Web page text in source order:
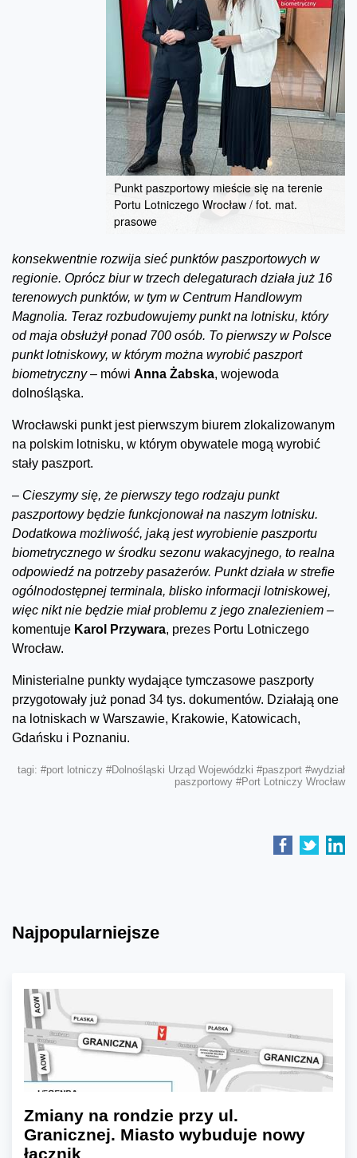
Punkt paszportowy mieście się na terenie
Portu Lotniczego Wrocław / fot. mat.
prasowe
konsekwentnie rozwija sieć punktów paszportowych w
regionie. Oprócz biur w trzech delegaturach działa już 16
terenowych punktów, w tym w Centrum Handlowym
Magnolia. Teraz rozbudowujemy punkt na lotnisku, który
od maja obsłużył ponad 700 osób. To pierwszy w Polsce
punkt lotniskowy, w którym można wyrobić paszport
biometryczny – mówi Anna Żabska, wojewoda
dolnośląska.
Wrocławski punkt jest pierwszym biurem zlokalizowanym
na polskim lotnisku, w którym obywatele mogą wyrobić
stały paszport.
– Cieszymy się, że pierwszy tego rodzaju punkt
paszportowy będzie funkcjonował na naszym lotnisku.
Dodatkowa możliwość, jaką jest wyrobienie paszportu
biometrycznego w środku sezonu wakacyjnego, to realna
odpowiedź na potrzeby pasażerów. Punkt działa w strefie
ogólnodostępnej terminala, blisko informacji lotniskowej,
więc nikt nie będzie miał problemu z jego znalezieniem –
komentuje Karol Przywara, prezes Portu Lotniczego
Wrocław.
Ministerialne punkty wydające tymczasowe paszporty
przygotowały już ponad 34 tys. dokumentów. Działają one
na lotniskach w Warszawie, Krakowie, Katowicach,
Gdańsku i Poznaniu.
tagi: #port lotniczy #Dolnośląski Urząd Wojewódzki #paszport #wydział
paszportowy #Port Lotniczy Wrocław
Najpopularniejsze
Zmiany na rondzie przy ul.
Granicznej. Miasto wybuduje nowy
łącznik